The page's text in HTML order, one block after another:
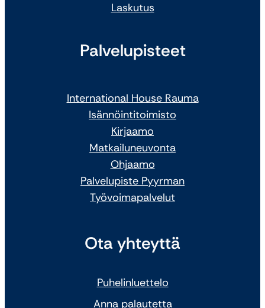
Laskutus
Palvelupisteet
International House Rauma
Isännöintitoimisto
Kirjaamo
Matkailuneuvonta
Ohjaamo
Palvelupiste Pyyrman
Työvoimapalvelut
Ota yhteyttä
Puhelinluettelo
Anna palautetta